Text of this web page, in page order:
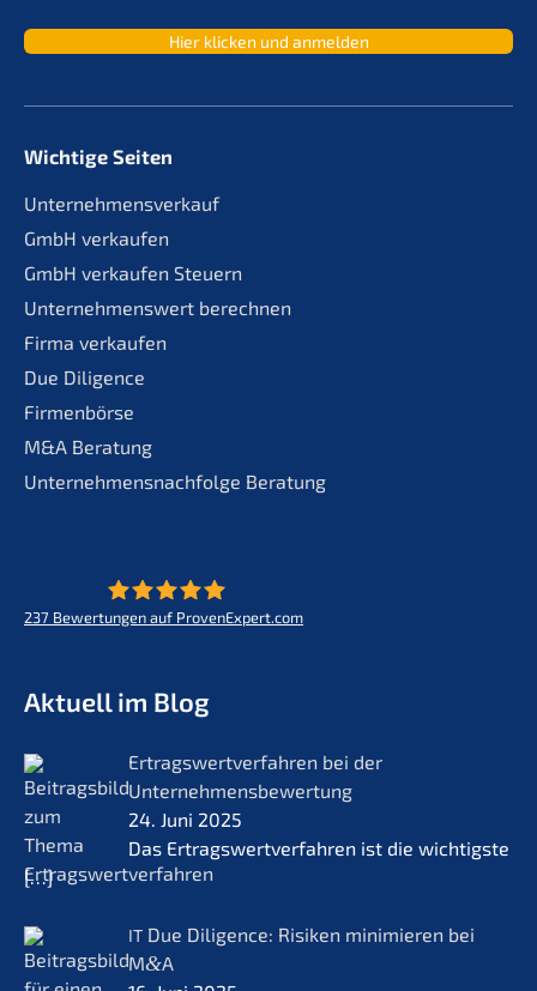
Hier klicken und anmelden
Wichtige Seiten
Unternehmensverkauf
GmbH verkaufen
GmbH verkaufen Steuern
Unternehmenswert berechnen
Firma verkaufen
Due Diligence
Firmenbörse
M&A Beratung
Unternehmensnachfolge Beratung
237 Bewertungen auf ProvenExpert.com
Aktuell im Blog
Ertrags­wert­ver­fah­ren bei der
Unternehmensbewertung
24. Juni 2025
Das Ertrags­wert­ver­fah­ren ist die wichtigs­te
[…]
IT Due Diligence: Risiken minimie­ren bei
M&A